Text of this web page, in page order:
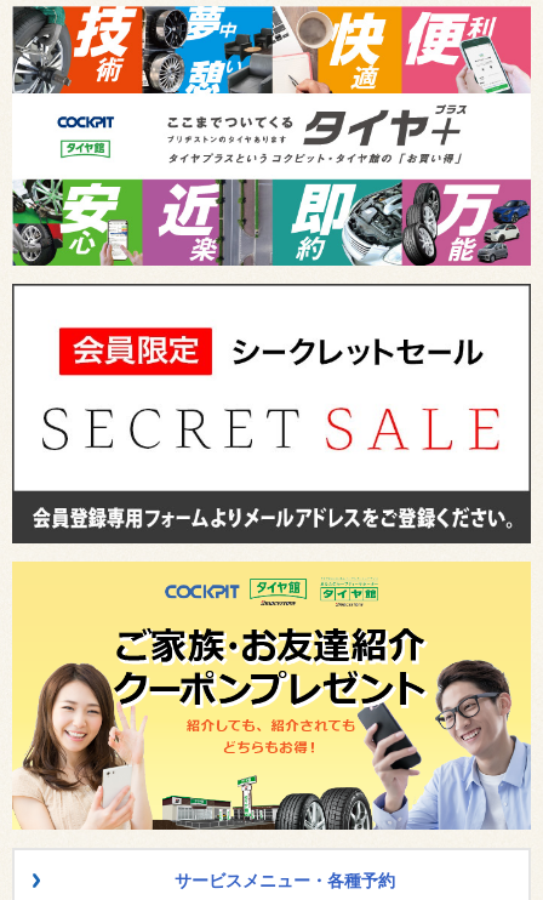
サービスメニュー・各種予約